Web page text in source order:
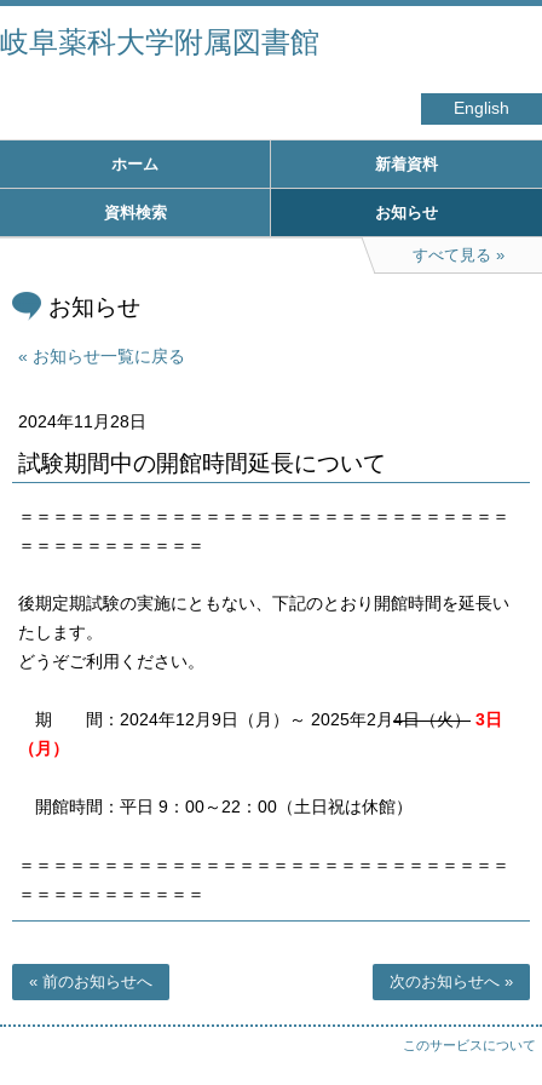
岐阜薬科大学附属図書館
English
ホーム 新着資料
資料検索 お知らせ
すべて見る
お知らせ
お知らせ一覧に戻る
2024年11月28日
試験期間中の開館時間延長について
＝＝＝＝＝＝＝＝＝＝＝＝＝＝＝＝＝＝＝＝＝＝＝＝＝＝＝＝＝
＝＝＝＝＝＝＝＝＝＝＝
後期定期試験の実施にともない、下記のとおり開館時間を延長い
たします。
どうぞご利用ください。
期 間：2024年12月9日（月）～ 2025年2月4日（火） 3日
（月）
開館時間：平日 9：00～22：00（土日祝は休館）
＝＝＝＝＝＝＝＝＝＝＝＝＝＝＝＝＝＝＝＝＝＝＝＝＝＝＝＝＝
＝＝＝＝＝＝＝＝＝＝＝
前のお知らせへ 次のお知らせへ
このサービスについて